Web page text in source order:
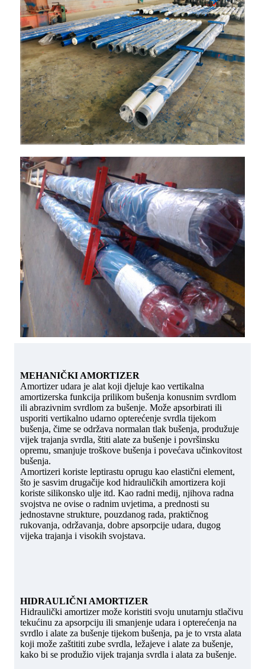
MEHANIČKI AMORTIZER
Amortizer udara je alat koji djeluje kao vertikalna
amortizerska funkcija prilikom bušenja konusnim svrdlom
ili abrazivnim svrdlom za bušenje. Može apsorbirati ili
usporiti vertikalno udarno opterećenje svrdla tijekom
bušenja, čime se održava normalan tlak bušenja, produžuje
vijek trajanja svrdla, štiti alate za bušenje i površinsku
opremu, smanjuje troškove bušenja i povećava učinkovitost
bušenja.
Amortizeri koriste leptirastu oprugu kao elastični element,
što je sasvim drugačije kod hidrauličkih amortizera koji
koriste silikonsko ulje itd. Kao radni medij, njihova radna
svojstva ne ovise o radnim uvjetima, a prednosti su
jednostavne strukture, pouzdanog rada, praktičnog
rukovanja, održavanja, dobre apsorpcije udara, dugog
vijeka trajanja i visokih svojstava.
HIDRAULIČNI AMORTIZER
Hidraulički amortizer može koristiti svoju unutarnju stlačivu
tekućinu za apsorpciju ili smanjenje udara i opterećenja na
svrdlo i alate za bušenje tijekom bušenja, pa je to vrsta alata
koji može zaštititi zube svrdla, ležajeve i alate za bušenje,
kako bi se produžio vijek trajanja svrdla i alata za bušenje.